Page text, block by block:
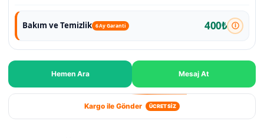
Bakım ve Temizlik 6 Ay Garanti 400₺
Hemen Ara Mesaj At
Kargo ile Gönder ÜCRETSİZ